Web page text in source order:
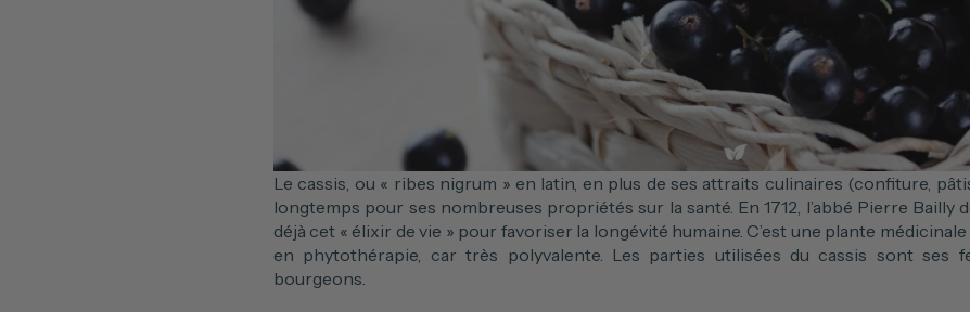
Le cassis, ou « ribes nigrum » en latin, en plus de ses attraits culinaires (confiture,
longtemps pour ses nombreuses propriétés sur la santé. En 1712, l’abbé Pierre Bailly
déjà cet « élixir de vie » pour favoriser la longévité humaine. C’est une plante
en phytothérapie, car très polyvalente. Les parties utilisées du cassis sont ses
bourgeons.